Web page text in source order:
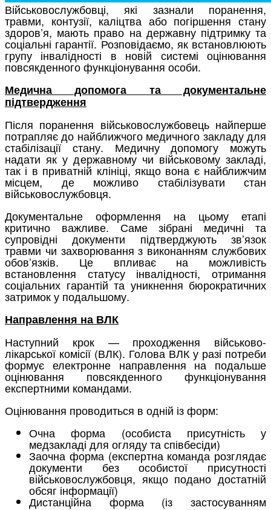
Військовослужбовці, які зазнали поранення,
травми, контузії, каліцтва або погіршення стану
здоров’я, мають право на державну підтримку та
соціальні гарантії. Розповідаємо, як встановлюють
групу інвалідності в новій системі оцінювання
повсякденного функціонування особи.
Медична допомога та документальне
підтвердження
Після поранення військовослужбовець найперше
потрапляє до найближчого медичного закладу для
стабілізації стану. Медичну допомогу можуть
надати як у державному чи військовому закладі,
так і в приватній клініці, якщо вона є найближчим
місцем, де можливо стабілізувати стан
військовослужбовця.
Документальне оформлення на цьому етапі
критично важливе. Саме зібрані медичні та
супровідні документи підтверджують зв’язок
травми чи захворювання з виконанням службових
обов’язків. Це впливає на можливість
встановлення статусу інвалідності, отримання
соціальних гарантій та уникнення бюрократичних
затримок у подальшому.
Направлення на ВЛК
Наступний крок — проходження військово-
лікарської комісії (ВЛК). Голова ВЛК у разі потреби
формує електронне направлення на подальше
оцінювання повсякденного функціонування
експертними командами.
Оцінювання проводиться в одній із форм:
Очна форма (особиста присутність у
медзакладі для огляду та співбесіди)
Заочна форма (експертна команда розглядає
документи без особистої присутності
військовослужбовця, якщо подано достатній
обсяг інформації)
Дистанційна форма (із застосуванням